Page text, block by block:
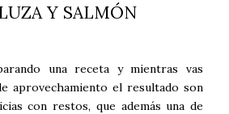
Y SALMÓN
una receta y mientras vas
aprovechamiento el resultado son
con restos, que además una de